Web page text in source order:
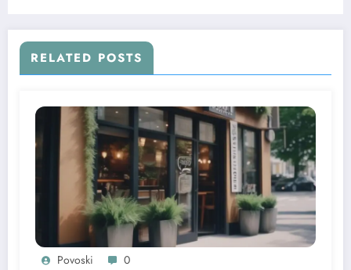
RELATED POSTS
Povoski 0